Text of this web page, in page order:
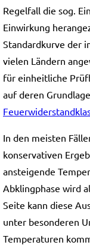
Regelfall die sog.
Einwirkung
Standardkurve der
vielen Ländern
für einheitliche
auf deren
In den meisten
konservativen
ansteigende
Abklingphase wird
Seite kann diese
unter besonderen
Temperaturen